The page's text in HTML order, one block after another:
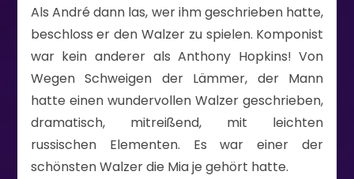
Als André dann las, wer ihm geschrieben hatte,
beschloss er den Walzer zu spielen. Komponist
war kein anderer als Anthony Hopkins! Von
Wegen Schweigen der Lämmer, der Mann
hatte einen wundervollen Walzer geschrieben,
dramatisch, mitreißend, mit leichten
russischen Elementen. Es war einer der
schönsten Walzer die Mia je gehört hatte.